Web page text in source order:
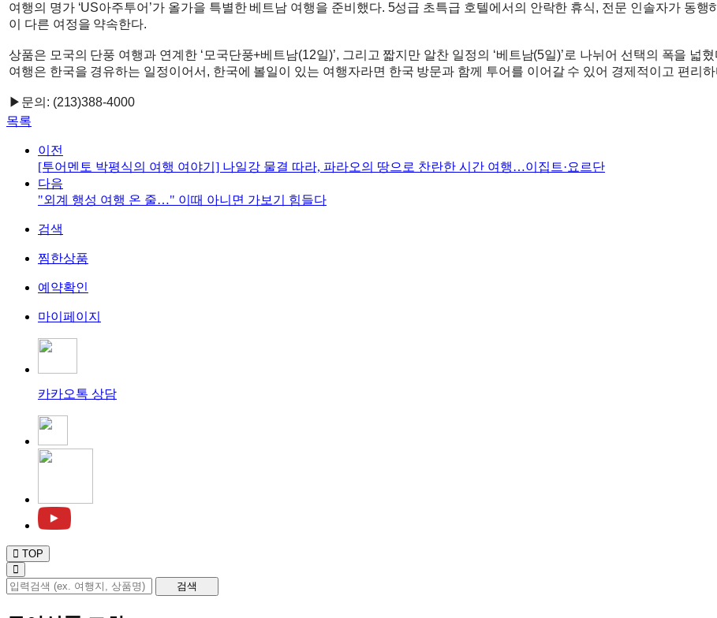
여행의 명가 ‘US아주투어’가 올가을 특별한 베트남 여행을 준비했다. 5성급 초특급 호텔에서의 안락한 휴식, 전문 인솔자가 동
이 다른 여정을 약속한다.
상품은 모국의 단풍 여행과 연계한 ‘모국단풍+베트남(12일)’, 그리고 짧지만 알찬 일정의 ‘베트남(5일)’로 나뉘어 선택의 폭을 넓
여행은 한국을 경유하는 일정이어서, 한국에 볼일이 있는 여행자라면 한국 방문과 함께 투어를 이어갈 수 있어 경제적이고 편리
▶문의: (213)388-4000
목록
이전
[투어멘토 박평식의 여행 여야기] 나일강 물결 따라, 파라오의 땅으로 찬란한 시간 여행…이집트·요르단
다음
"외계 행성 여행 온 줄…" 이때 아니면 가보기 힘들다
검색
찜한상품
예약확인
마이페이지
카카오톡 상담
TOP